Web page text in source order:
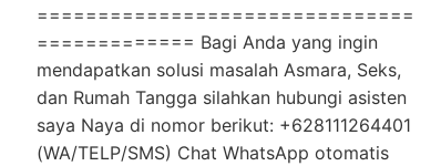
===============================
============= Bagi Anda yang ingin
mendapatkan solusi masalah Asmara, Seks,
dan Rumah Tangga silahkan hubungi asisten
saya Naya di nomor berikut: +628111264401
(WA/TELP/SMS) Chat WhatsApp otomatis